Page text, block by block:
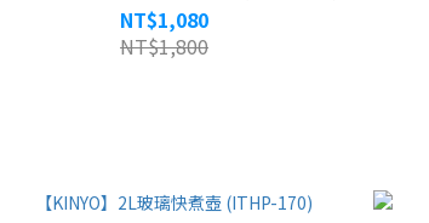
NT$1,080
NT$1,800